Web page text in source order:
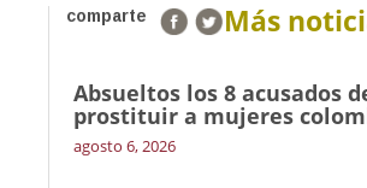
comparte Más
Absueltos los 8 acusados
prostituir a mujeres
agosto 6, 2026